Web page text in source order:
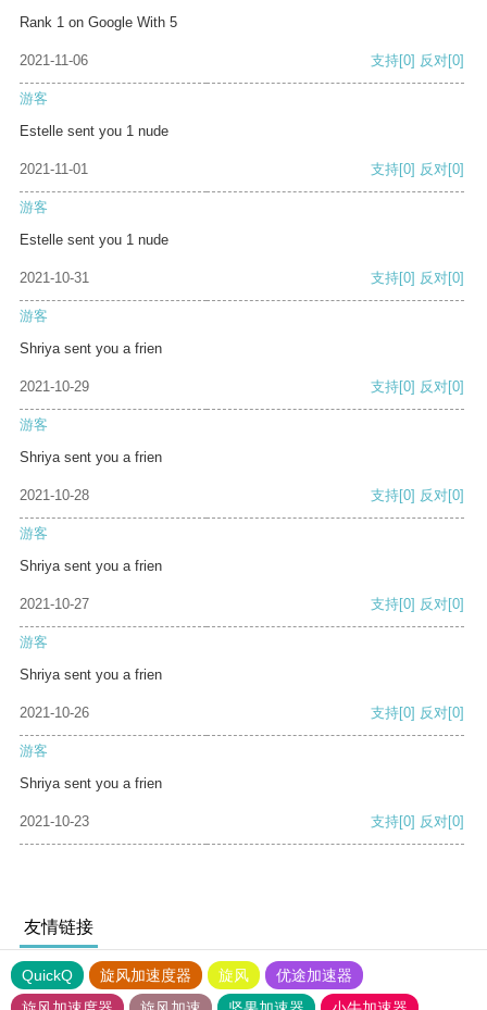
Rank 1 on Google With 5
2021-11-06 支持[0] 反对[0]
游客
Estelle sent you 1 nude
2021-11-01 支持[0] 反对[0]
游客
Estelle sent you 1 nude
2021-10-31 支持[0] 反对[0]
游客
Shriya sent you a frien
2021-10-29 支持[0] 反对[0]
游客
Shriya sent you a frien
2021-10-28 支持[0] 反对[0]
游客
Shriya sent you a frien
2021-10-27 支持[0] 反对[0]
游客
Shriya sent you a frien
2021-10-26 支持[0] 反对[0]
游客
Shriya sent you a frien
2021-10-23 支持[0] 反对[0]
友情链接
QuickQ 旋风加速度器 旋风
优途加速器